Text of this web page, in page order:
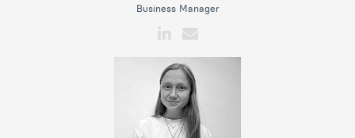
Business Manager